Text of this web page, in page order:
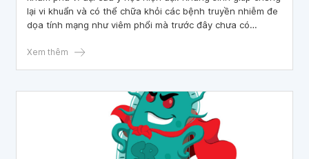
lại vi khuẩn và có thể chữa khỏi các bệnh truyền nhiễm đe
dọa tính mạng như viêm phổi mà trước đây chưa có
kháng sinh không đúng cách đồng nghĩa với việc ngày
thuốc.
Xem thêm